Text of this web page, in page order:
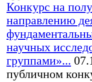
Конкурс на
направлению
научных
группами»...
публичном